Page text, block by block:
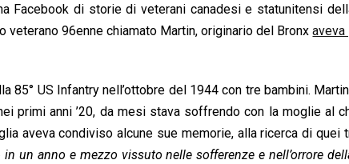
Facebook di storie di veterani canadesi e statunitensi
veterano 96enne chiamato Martin, originario del Bronx
US Infantry nell’ottobre del 1944 con tre bambini.
primi anni ’20, da mesi stava soffrendo con la moglie al
aveva condiviso alcune sue memorie, alla ricerca di quei
in un anno e mezzo vissuto nelle sofferenze e nell’orrore